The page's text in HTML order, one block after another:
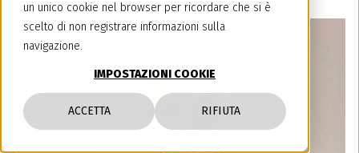
un unico cookie nel browser per ricordare che si è
scelto di non registrare informazioni sulla
navigazione.
IMPOSTAZIONI COOKIE
ACCETTA RIFIUTA